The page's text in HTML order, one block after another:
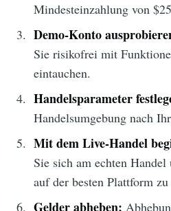
Mindesteinzahlung von
Demo-Konto
Sie risikofrei mit
eintauchen.
Handelsparameter
Handelsumgebung nach
Mit dem Live-Handel
Sie sich am echten Handel
auf der besten Plattform zu
Gelder abheben: